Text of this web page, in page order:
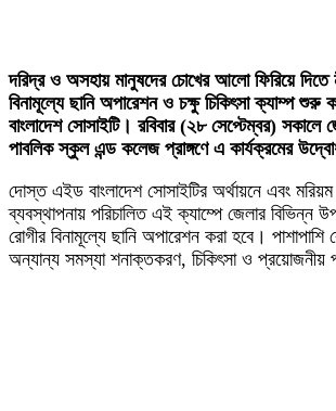
দরিদ্র ও অসহায় মানুষদের চোখের আলো ফিরিয়ে দিতে
বিনামূল্যে ছানি অপারেশন ও চক্ষু চিকিৎসা ক্যাম্প
বাংলাদেশ সোসাইটি। রবিবার (২৮ সেপ্টেম্বর) সকালে
পাবলিক স্কুল এন্ড কলেজ প্রাঙ্গণে এ কার্যক্রমের
দোস্ত এইড বাংলাদেশ সোসাইটির অর্থায়নে এবং মরিয়ম
ব্যবস্থাপনায় পরিচালিত এই ক্যাম্পে জেলার বিভিন্ন
রোগীর বিনামূল্যে ছানি অপারেশন করা হবে। পাশাপাশি
অন্যান্য সমস্যা শনাক্তকরণ, চিকিৎসা ও প্রয়োজনীয়